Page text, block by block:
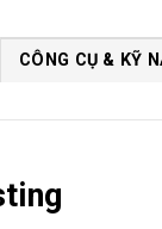
CÔNG CỤ & KỸ